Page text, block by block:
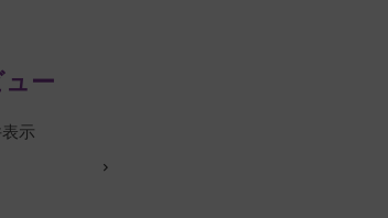
ー
示